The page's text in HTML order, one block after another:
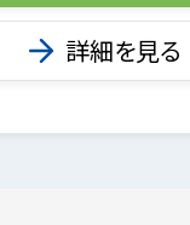
詳細を見る